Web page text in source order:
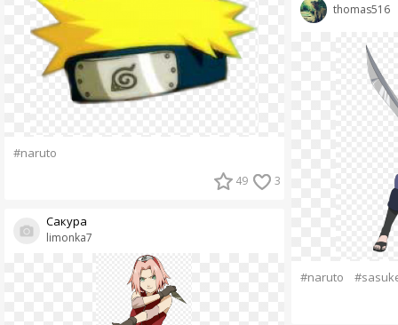
#naruto
49 3
limonka7
Сакура
thomas516
#naruto